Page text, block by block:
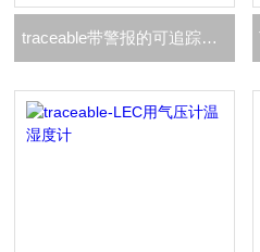
traceable带警报的可追踪校准温湿度计